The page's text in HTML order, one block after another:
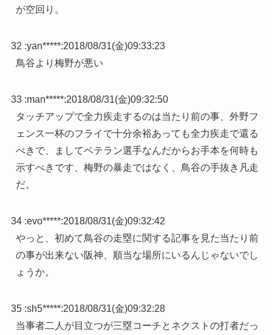
が空回り。
32 :yan*****:2018/08/31(金)09:33:23
鳥谷より梅野が悪い
33 :man*****:2018/08/31(金)09:32:50
タッチアップで全力疾走するのは当たり前の事、外野フ
ェンス一杯のフライで十分余裕あっても全力疾走で還る
べきで、ましてベテラン選手なんだからお手本を何時も
示すべきです、梅野の暴走ではなく、鳥谷の手抜き凡走
だ。
34 :evo*****:2018/08/31(金)09:32:42
やっと、初めて鳥谷の走塁に関する記事を見た当たり前
の事が出来ない阪神、順当な場所にいるんじゃないでし
ょうか。
35 :sh5*****:2018/08/31(金)09:32:28
当事者二人が目立つが三塁コーチとネクストの打者だっ